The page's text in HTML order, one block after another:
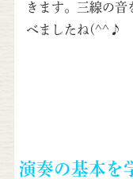
きます。三線の
べましたね(^^♪
演奏の基本を